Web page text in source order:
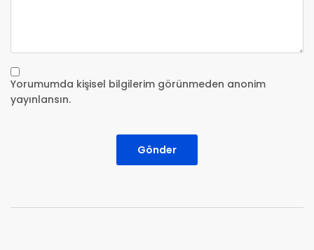
Yorumumda kişisel bilgilerim görünmeden anonim
yayınlansın.
Gönder